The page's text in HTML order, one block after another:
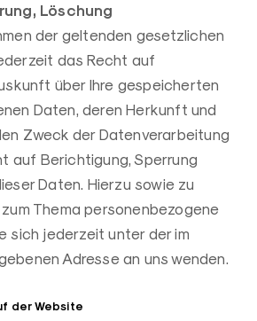
Löschung
der geltenden gesetzlichen
das Recht auf
über Ihre gespeicherten
Daten, deren Herkunft und
Zweck der Datenverarbeitung
auf Berichtigung, Sperrung
Daten. Hierzu sowie zu
Thema personenbezogene
sich jederzeit unter der im
Adresse an uns wenden.
der Website